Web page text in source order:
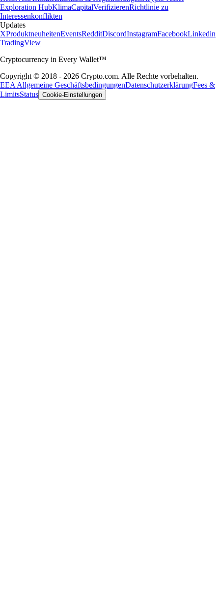
Exploration HubKlimaCapitalVerifizierenRichtlinie zu
Interessenkonflikten
Updates
XProduktneuheitenEventsRedditDiscordInstagramFacebookLinkedin
TradingView
Cryptocurrency in Every Wallet™
Copyright © 2018 - 2026 Crypto.com. Alle Rechte vorbehalten.
EEA Allgemeine GeschäftsbedingungenDatenschutzerklärungFees &
LimitsStatus Cookie-Einstellungen